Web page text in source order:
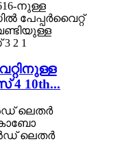
10th...